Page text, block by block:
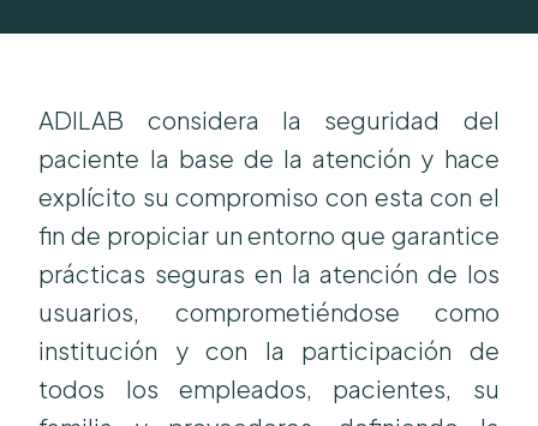
ADILAB considera la seguridad del
paciente la base de la atención y hace
explícito su compromiso con esta con el
fin de propiciar un entorno que garantice
prácticas seguras en la atención de los
usuarios, comprometiéndose como
institución y con la participación de
todos los empleados, pacientes, su